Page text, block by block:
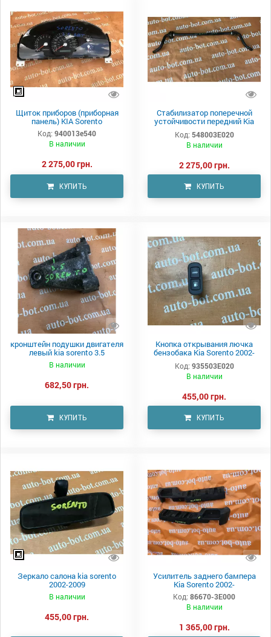
Щиток приборов (приборная
панель) KIA Sorento
Код: 940013e540
В наличии
2 275,00 грн.
КУПИТЬ
Стабилизатор поперечной
устойчивости передний Kia
Sorento
Код: 548003E020
В наличии
2 275,00 грн.
КУПИТЬ
кронштейн подушки двигателя
левый kia sorento 3.5
В наличии
682,50 грн.
КУПИТЬ
Кнопка открывания лючка
бензобака Kia Sorento 2002-
2009
Код: 935503E020
В наличии
455,00 грн.
КУПИТЬ
Зеркало салона kia sorento
2002-2009
В наличии
455,00 грн.
Усилитель заднего бампера
Kia Sorento 2002-
Код: 86670-3E000
В наличии
1 365,00 грн.